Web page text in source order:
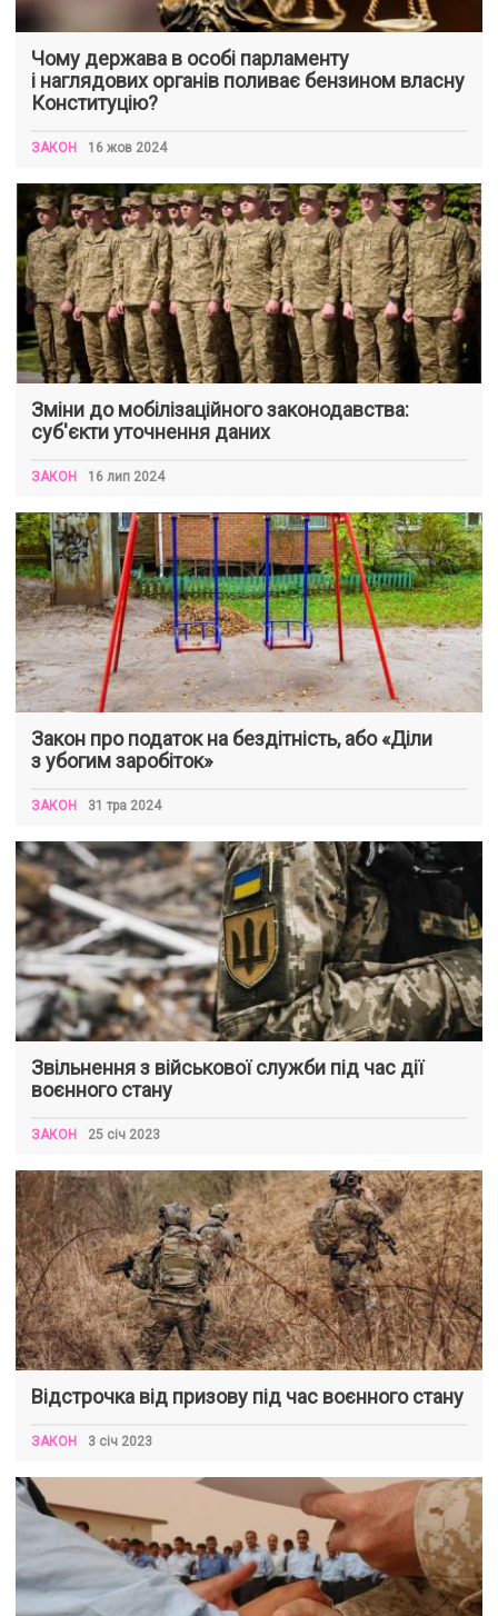
Чому держава в особі парламенту
і наглядових органів поливає бензином власну
Конституцію?
ЗАКОН 16 жов 2024
Зміни до мобілізаційного законодавства:
суб'єкти уточнення даних
ЗАКОН 16 лип 2024
Закон про податок на бездітність, або «Діли
з убогим заробіток»
ЗАКОН 31 тра 2024
Звільнення з військової служби під час дії
воєнного стану
ЗАКОН 25 січ 2023
Відстрочка від призову під час воєнного стану
ЗАКОН 3 січ 2023